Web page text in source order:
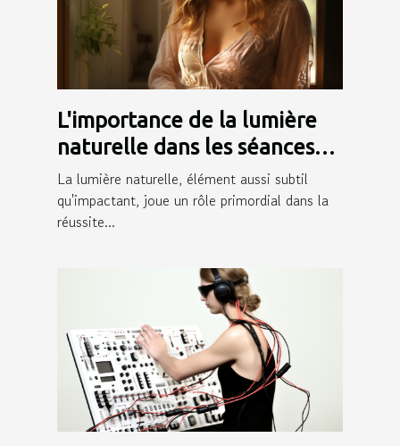
L'importance de la lumière
naturelle dans les séances
photo de grossesse
La lumière naturelle, élément aussi subtil
qu'impactant, joue un rôle primordial dans la
réussite...